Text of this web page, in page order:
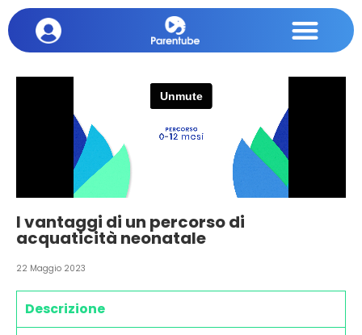
I vantaggi di un percorso di
acquaticità neonatale
22 Maggio 2023
Descrizione